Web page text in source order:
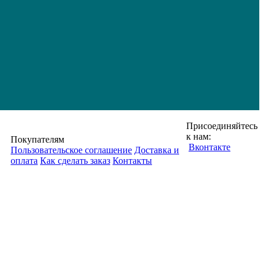
Покупателям
Пользовательское соглашение Доставка и
оплата Как сделать заказ Контакты
Присоединяйтесь
к нам:
Вконтакте